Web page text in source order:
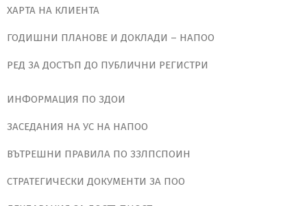
ХАРТА НА КЛИЕНТА
ГОДИШНИ ПЛАНОВЕ И ДОКЛАДИ – НАПОО
РЕД ЗА ДОСТЪП ДО ПУБЛИЧНИ РЕГИСТРИ
ИНФОРМАЦИЯ ПО ЗДОИ
ЗАСЕДАНИЯ НА УС НА НАПОО
ВЪТРЕШНИ ПРАВИЛА ПО ЗЗЛПСПОИН
СТРАТЕГИЧЕСКИ ДОКУМЕНТИ ЗА ПОО